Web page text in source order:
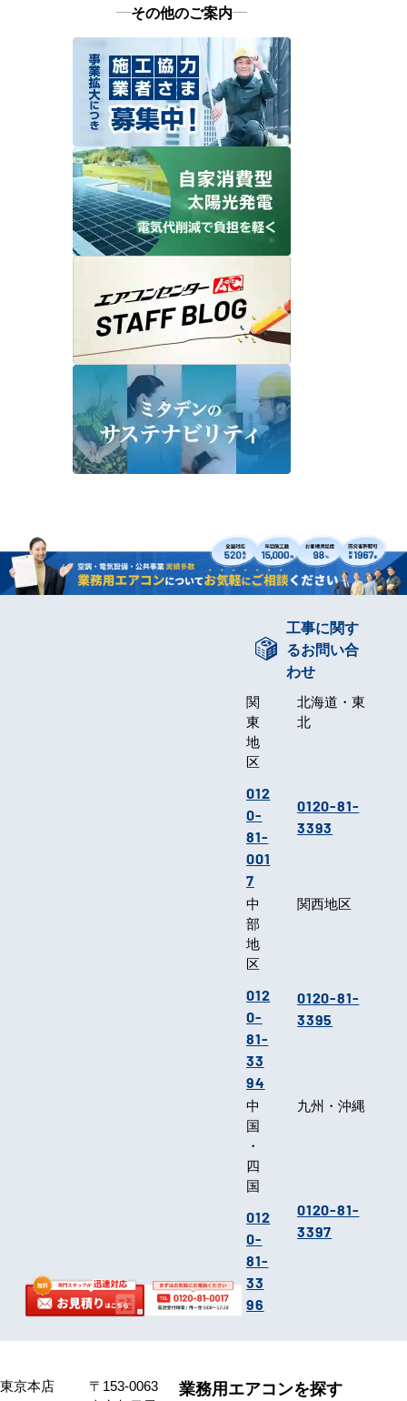
その他のご案内
工事に関す
るお問い合
わせ
関
東
地
区
012
0-
81-
001
7
北海道・東
北
0120-81-
3393
中
部
地
区
012
0-
81-
33
94
関西地区
0120-81-
3395
中
国
・
四
国
012
0-
81-
33
96
九州・沖縄
0120-81-
3397
東京本店
〒153-0063
業務用エアコンを探す